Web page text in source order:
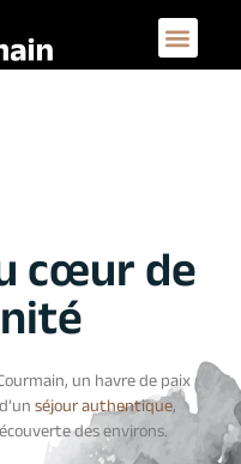
cœur de
un havre de paix
séjour authentique,
des environs.